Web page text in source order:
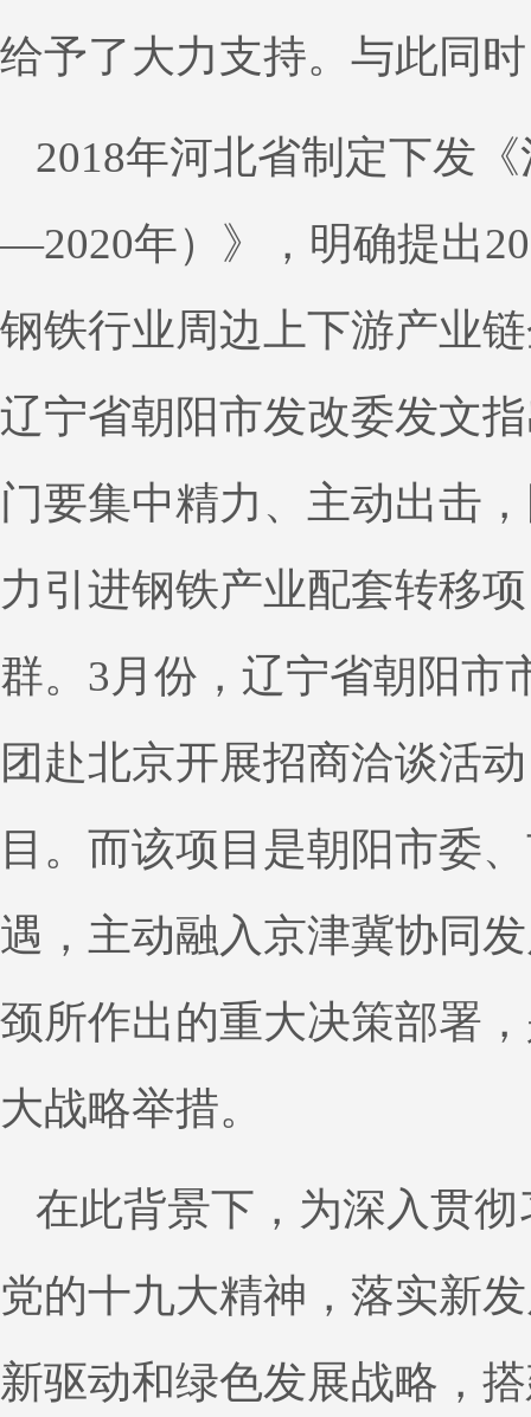
给予了大力支持。与此同
2018年河北省制定下发
—2020年）》，明确提出
钢铁行业周边上下游产业
辽宁省朝阳市发改委发文
门要集中精力、主动出击
力引进钢铁产业配套转移
群。3月份，辽宁省朝阳市
团赴北京开展招商洽谈活
目。而该项目是朝阳市委
遇，主动融入京津冀协同
颈所作出的重大决策部署
大战略举措。
在此背景下，为深入贯
党的十九大精神，落实新
新驱动和绿色发展战略，